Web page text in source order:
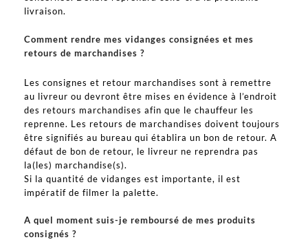
livraison.
Comment rendre mes vidanges consignées et mes
retours de marchandises ?
Les consignes et retour marchandises sont à remettre
au livreur ou devront être mises en évidence à l’endroit
des retours marchandises afin que le chauffeur les
reprenne. Les retours de marchandises doivent toujours
être signifiés au bureau qui établira un bon de retour. A
défaut de bon de retour, le livreur ne reprendra pas
la(les) marchandise(s).
Si la quantité de vidanges est importante, il est
impératif de filmer la palette.
A quel moment suis-je remboursé de mes produits
consignés ?